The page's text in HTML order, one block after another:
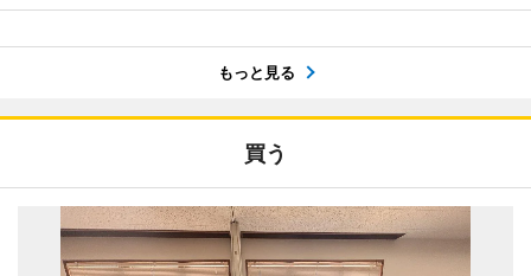
もっと見る
買う